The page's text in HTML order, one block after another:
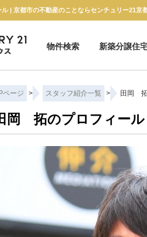
ル | 京都市の不動産のことならセンチュリー21京
物件検索
新築分譲住
ページ > スタッフ紹介一覧 > 田岡
岡 拓のプロフィール